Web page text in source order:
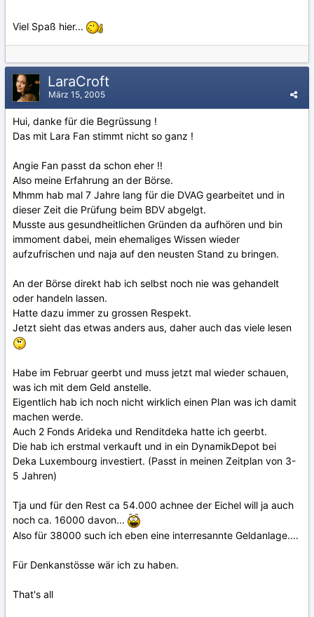
Viel Spaß hier...
LaraCroft
März 15, 2005
Hui, danke für die Begrüssung !
Das mit Lara Fan stimmt nicht so ganz !
Angie Fan passt da schon eher !!
Also meine Erfahrung an der Börse.
Mhmm hab mal 7 Jahre lang für die DVAG gearbeitet und in
dieser Zeit die Prüfung beim BDV abgelgt.
Musste aus gesundheitlichen Gründen da aufhören und bin
immoment dabei, mein ehemaliges Wissen wieder
aufzufrischen und naja auf den neusten Stand zu bringen.
An der Börse direkt hab ich selbst noch nie was gehandelt
oder handeln lassen.
Hatte dazu immer zu grossen Respekt.
Jetzt sieht das etwas anders aus, daher auch das viele lesen
Habe im Februar geerbt und muss jetzt mal wieder schauen,
was ich mit dem Geld anstelle.
Eigentlich hab ich noch nicht wirklich einen Plan was ich damit
machen werde.
Auch 2 Fonds Arideka und Renditdeka hatte ich geerbt.
Die hab ich erstmal verkauft und in ein DynamikDepot bei
Deka Luxembourg investiert. (Passt in meinen Zeitplan von 3-
5 Jahren)
Tja und für den Rest ca 54.000 achnee der Eichel will ja auch
noch ca. 16000 davon...
Also für 38000 such ich eben eine interresannte Geldanlage....
Für Denkanstösse wär ich zu haben.
That's all